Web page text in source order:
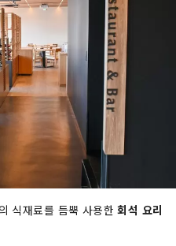
식재료를 듬뿍 사용한회석 요리